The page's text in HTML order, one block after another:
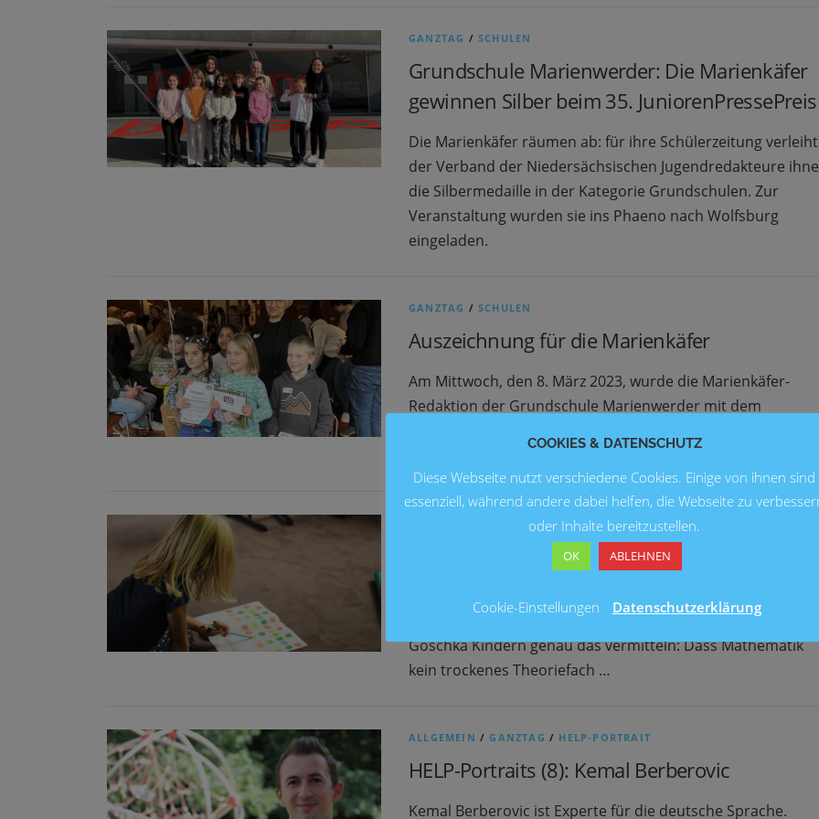
GANZTAG /SCHULEN
Grundschule Marienwerder: Die Marienkäfer
gewinnen Silber beim 35. JuniorenPressePreis
Die Marienkäfer räumen ab: für ihre Schülerzeitung verleiht
der Verband der Niedersächsischen Jugendredakteure
die Silbermedaille in der Kategorie Grundschulen. Zur
Veranstaltung wurden sie ins Phaeno nach Wolfsburg
eingeladen.
GANZTAG /SCHULEN
Auszeichnung für die Marienkäfer
Am Mittwoch, den 8. März 2023, wurde die Marienkäfer-
Redaktion der Grundschule Marienwerder mit dem
Mu-Ma Inseln: Die Sprache der Natur
sagte einst Galileo Galilei. In der Mu-Ma Insel AG will Ilona
Göschka Kindern genau das vermitteln: Dass Mathematik
kein trockenes Theoriefach …
ALLGEMEIN /GANZTAG / HELP-PORTRAIT
HELP-Portraits (8): Kemal Berberovic
Kemal Berberovic ist Experte für die deutsche Sprache.
COOKIES & DATENSCHUTZ
Diese Webseite nutzt verschiedene Cookies. Einige von ihnen sind
essenziell, während andere dabei helfen, die Webseite zu
oder Inhalte bereitzustellen.
OK ABLEHNEN
Cookie-Einstellungen Datenschutzerklärung